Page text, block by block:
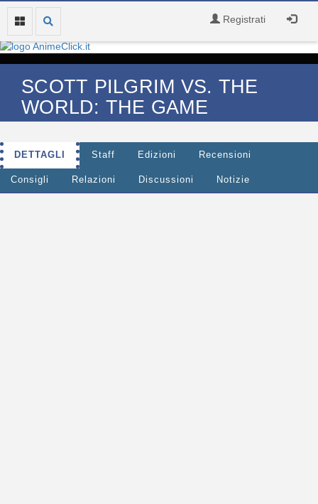
Registrati
SCOTT PILGRIM VS. THE
WORLD: THE GAME
DETTAGLI Staff Edizioni Recensioni
Consigli Relazioni Discussioni Notizie